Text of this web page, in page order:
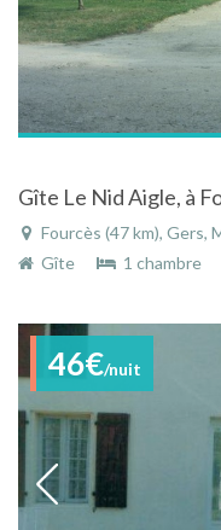
Fourcès (47 km), Gers,
Gîte
1 chambre
46€/nuit